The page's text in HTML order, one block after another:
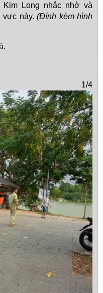
Long nhắc nhở và
vực này.(Đính kèm hình
1/4